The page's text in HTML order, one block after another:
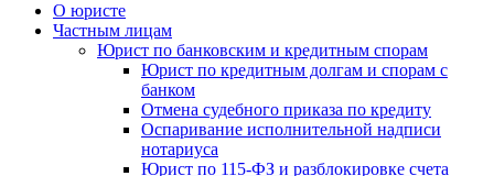
О юристе
Частным лицам
Юрист по банковским и кредитным спорам
Юрист по кредитным долгам и спорам с
банком
Отмена судебного приказа по кредиту
Оспаривание исполнительной надписи
нотариуса
Юрист по 115-ФЗ и разблокировке счета